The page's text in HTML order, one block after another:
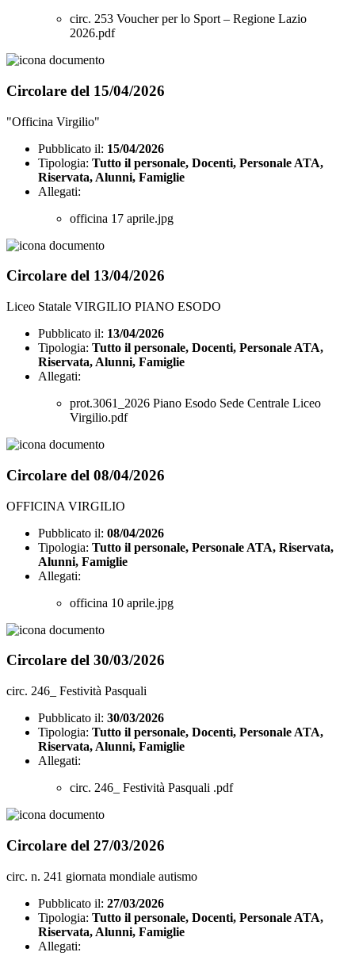
circ. 253 Voucher per lo Sport – Regione Lazio
2026.pdf
Circolare del 15/04/2026
"Officina Virgilio"
Pubblicato il: 15/04/2026
Tipologia: Tutto il personale, Docenti, Personale ATA,
Riservata, Alunni, Famiglie
Allegati:
officina 17 aprile.jpg
Circolare del 13/04/2026
Liceo Statale VIRGILIO PIANO ESODO
Pubblicato il: 13/04/2026
Tipologia: Tutto il personale, Docenti, Personale ATA,
Riservata, Alunni, Famiglie
Allegati:
prot.3061_2026 Piano Esodo Sede Centrale Liceo
Virgilio.pdf
Circolare del 08/04/2026
OFFICINA VIRGILIO
Pubblicato il: 08/04/2026
Tipologia: Tutto il personale, Personale ATA, Riservata,
Alunni, Famiglie
Allegati:
officina 10 aprile.jpg
Circolare del 30/03/2026
circ. 246_ Festività Pasquali
Pubblicato il: 30/03/2026
Tipologia: Tutto il personale, Docenti, Personale ATA,
Riservata, Alunni, Famiglie
Allegati:
circ. 246_ Festività Pasquali .pdf
Circolare del 27/03/2026
circ. n. 241 giornata mondiale autismo
Pubblicato il: 27/03/2026
Tipologia: Tutto il personale, Docenti, Personale ATA,
Riservata, Alunni, Famiglie
Allegati: